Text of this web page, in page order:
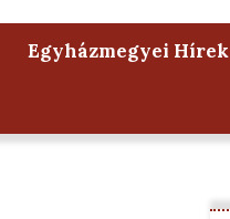
Egyházmegyei Hírek